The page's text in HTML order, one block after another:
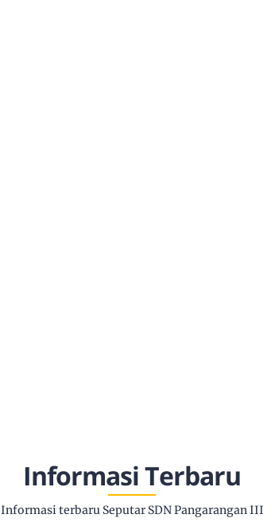
Informasi Terbaru
Informasi terbaru Seputar SDN Pangarangan III